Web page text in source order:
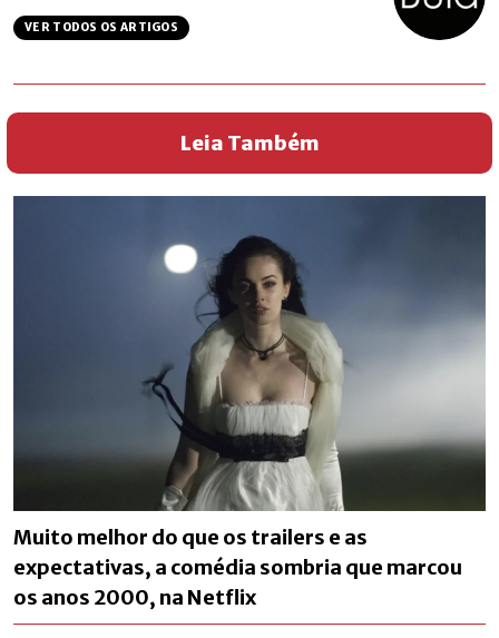
VER TODOS OS ARTIGOS
Leia Também
Muito melhor do que os trailers e as
expectativas, a comédia sombria que marcou
os anos 2000, na Netflix